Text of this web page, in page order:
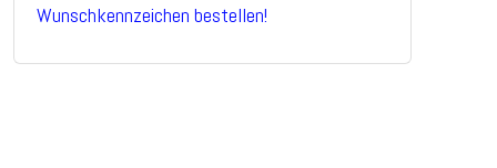
Wunschkennzeichen bestellen!